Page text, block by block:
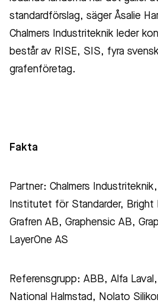
standardförslag, säger Åsalie
Chalmers Industriteknik leder
består av RISE, SIS, fyra
grafenföretag.
Fakta
Partner: Chalmers
Institutet för Standarder, Bright
Grafren AB, Graphensic AB,
LayerOne AS
Referensgrupp: ABB, Alfa
National Halmstad, Nolato